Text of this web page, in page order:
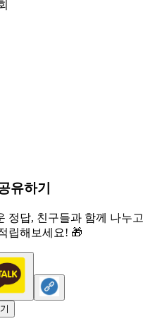
유하기
정답, 친구들과 함께 나누고
립해보세요! 🎁